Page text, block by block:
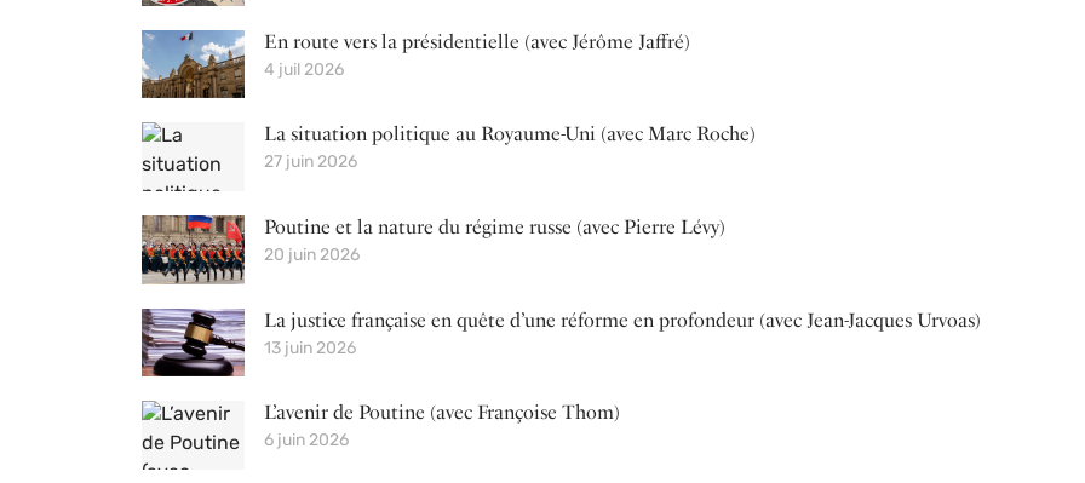
En route vers la présidentielle (avec Jérôme Jaffré)
4 juil 2026
La situation politique au Royaume-Uni (avec Marc Roche)
27 juin 2026
Poutine et la nature du régime russe (avec Pierre Lévy)
20 juin 2026
La justice française en quête d’une réforme en profondeur (avec Jean-Jacques Urvoas)
13 juin 2026
L’avenir de Poutine (avec Françoise Thom)
6 juin 2026